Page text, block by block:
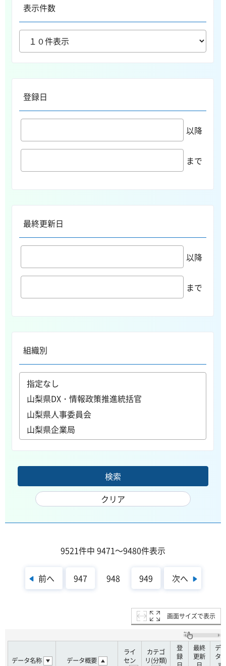
表示件数
登録日
以降
まで
最終更新日
以降
まで
組織別
9521件中 9471～9480件表示
前へ 947 948 949 次へ
画面サイズで表示
データ名称 データ概要
ライ
セン
カテゴ
リ(分類)
登
録
最終
更新
デ
タ